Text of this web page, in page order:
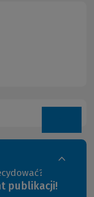
publikacji!